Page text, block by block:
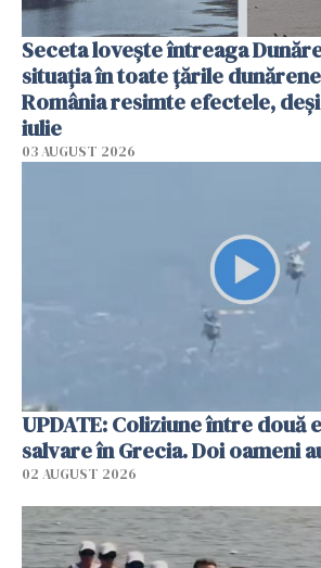
Seceta lovește întreaga
situația în toate țările
România resimte efectele,
iulie
03 AUGUST 2026
UPDATE: Coliziune între două
salvare în Grecia. Doi oameni
02 AUGUST 2026